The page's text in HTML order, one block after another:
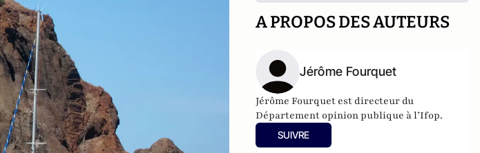
A PROPOS DES AUTEURS
Jérôme Fourquet
Jérôme Fourquet est directeur du
Département opinion publique à l’Ifop.
SUIVRE